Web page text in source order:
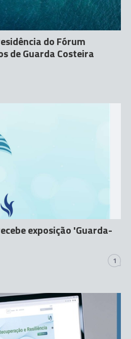
do Fórum
de Guarda Costeira
exposição 'Guarda-
1